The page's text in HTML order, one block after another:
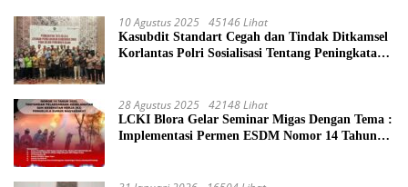
10 Agustus 2025 45146 Lihat
Kasubdit Standart Cegah dan Tindak Ditkamsel
Korlantas Polri Sosialisasi Tentang Peningkatan
28 Agustus 2025 42148 Lihat
LCKI Blora Gelar Seminar Migas Dengan Tema :
Implementasi Permen ESDM Nomor 14 Tahun